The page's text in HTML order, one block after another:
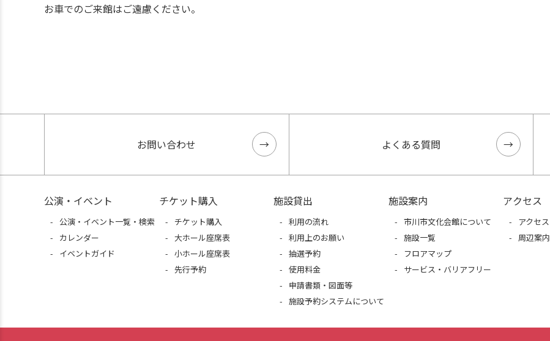
お車でのご来館はご遠慮ください。
お問い合わせ よくある質問
公演・イベント
公演・イベント一覧・検索
カレンダー
イベントガイド
チケット購入
チケット購入
大ホール座席表
小ホール座席表
先行予約
施設貸出
利用の流れ
利用上のお願い
抽選予約
使用料金
申請書類・図面等
施設予約システムについて
施設案内
市川市文化会館について
施設一覧
フロアマップ
サービス・バリアフリー
アクセス
アクセス
周辺案内